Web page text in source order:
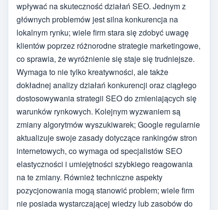
wpływać na skuteczność działań SEO. Jednym z
głównych problemów jest silna konkurencja na
lokalnym rynku; wiele firm stara się zdobyć uwagę
klientów poprzez różnorodne strategie marketingowe,
co sprawia, że wyróżnienie się staje się trudniejsze.
Wymaga to nie tylko kreatywności, ale także
dokładnej analizy działań konkurencji oraz ciągłego
dostosowywania strategii SEO do zmieniających się
warunków rynkowych. Kolejnym wyzwaniem są
zmiany algorytmów wyszukiwarek; Google regularnie
aktualizuje swoje zasady dotyczące rankingów stron
internetowych, co wymaga od specjalistów SEO
elastyczności i umiejętności szybkiego reagowania
na te zmiany. Również techniczne aspekty
pozycjonowania mogą stanowić problem; wiele firm
nie posiada wystarczającej wiedzy lub zasobów do